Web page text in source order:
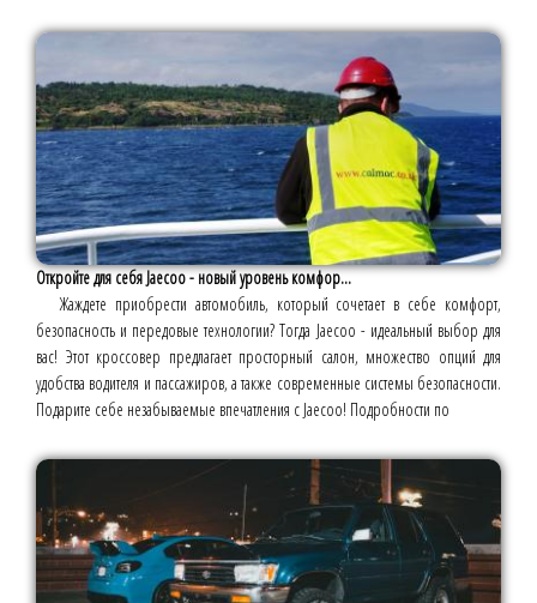
Откройте для себя Jaecoo - новый уровень комфор...
Жаждете приобрести автомобиль, который сочетает в себе комфорт,
безопасность и передовые технологии? Тогда Jaecoo - идеальный выбор для
вас! Этот кроссовер предлагает просторный салон, множество опций для
удобства водителя и пассажиров, а также современные системы безопасности.
Подарите себе незабываемые впечатления с Jaecoo! Подробности по